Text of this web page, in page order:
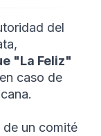
del
"La Feliz"
en caso de
de un comité